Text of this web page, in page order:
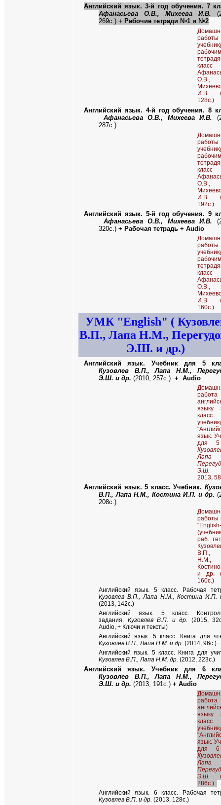
Английский язык. 3-й год обучения. 7
Афанасьева О.В., Михеева И.В.
269с.) + Рабочие тетради №1 и №2
рабочим
класс
О.В.,
И.В.
128с.)
Английский язык. 4-й год обучения. 8
Афанасьева О.В., Михеева И.В.
287с.)
рабочим
класс
О.В.,
И.В.
192с.)
Английский язык. 5-й год обучения. 9
Афанасьева О.В., Михеева И.В.
320с.) + Рабочая тетрадь + Audio
рабочим
класс
О.В.,
И.В.
160с.)
УМК "English" (
В.П., Лапа Н.М.,
Э.Ш. и др.)
Английский язык. Учебник для 5
Кузовлев В.П., Лапа Н.М.,
Э.Ш. и др. (2010, 257с.) + Audio
языку
язык.
для 5
Лапа
2013,
Английский язык. 5 класс. Учебник.
В.П., Лапа Н.М., Костина И.П. и др.
208с.)
работы
раб.
В.П.,
Н.М.,
и др.
160с.)
Английский язык. 5 класс. Рабочая
Кузовлев В.П., Лапа Н.М., Костина И.П.
(2013, 142с.)
Английский язык. 5 класс.
задания. Кузовлев В.П. и др. (2015,
Audio, + Ключи и тексты)
Английский язык. 5 класс. Книга для
Кузовлев В.П., Лапа Н.М. и др. (2014, 96с.)
Английский язык. 5 класс. Книга для
Кузовлев В.П., Лапа Н.М. др. (2012, 223с.)
Английский язык. Учебник для 6
Кузовлев В.П., Лапа Н.М.,
Э.Ш. и др. (2013, 191с.) + Audio
языку
язык.
для 6
Лапа
Э.Ш.
286с.)
Английский язык. 6 класс. Рабочая
Кузовлев В.П. и др. (2013, 128с.)